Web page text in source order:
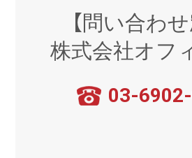
【問い合わせ
株式会社オフ
03-